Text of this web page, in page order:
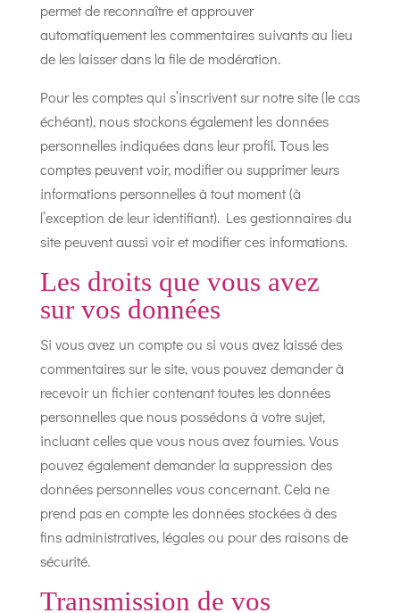
permet de reconnaître et approuver
automatiquement les commentaires suivants au lieu
de les laisser dans la file de modération.
Pour les comptes qui s’inscrivent sur notre site (le cas
échéant), nous stockons également les données
personnelles indiquées dans leur profil. Tous les
comptes peuvent voir, modifier ou supprimer leurs
informations personnelles à tout moment (à
l’exception de leur identifiant). Les gestionnaires du
site peuvent aussi voir et modifier ces informations.
Les droits que vous avez
sur vos données
Si vous avez un compte ou si vous avez laissé des
commentaires sur le site, vous pouvez demander à
recevoir un fichier contenant toutes les données
personnelles que nous possédons à votre sujet,
incluant celles que vous nous avez fournies. Vous
pouvez également demander la suppression des
données personnelles vous concernant. Cela ne
prend pas en compte les données stockées à des
fins administratives, légales ou pour des raisons de
sécurité.
Transmission de vos